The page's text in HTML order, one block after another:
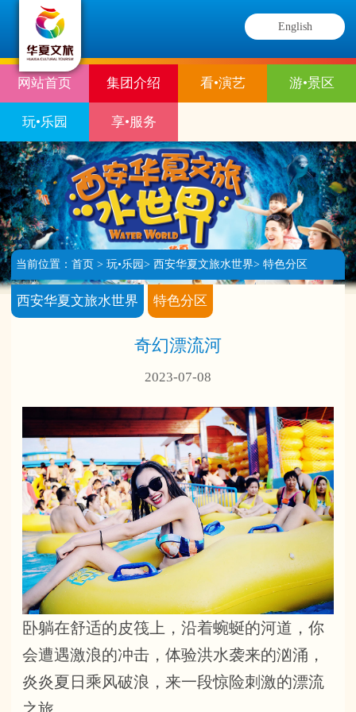
English
网站首页 集团介绍 看•演艺 游•景区
玩•乐园 享•服务
当前位置： 首页 > 玩•乐园 > 西安华夏文旅水世界> 特色分区
西安华夏文旅水世界 特色分区
奇幻漂流河
2023-07-08
卧躺在舒适的皮筏上，沿着蜿蜒的河道，你
会遭遇激浪的冲击，体验洪水袭来的汹涌，
炎炎夏日乘风破浪，来一段惊险刺激的漂流